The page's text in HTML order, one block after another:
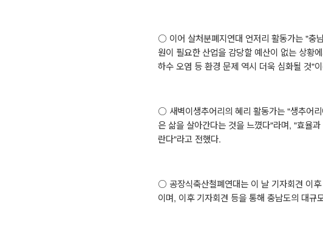
○ 이어 살처분폐지연대 언저리 활동가는"충
원이 필요한 산업을 감당할 예산이 없는 상황
하수 오염 등 환경 문제 역시 더욱 심화될 것"
○ 새벽이생추어리의 혜리 활동가는"생추어
은 삶을 살아간다는 것을 느꼈다"라며, "효율
란다"라고 전했다.
○ 공장식축산철폐연대는 이 날 기자회견 이
이며, 이후 기자회견 등을 통해 충남도의 대규